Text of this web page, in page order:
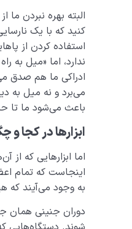
البته بهره­ نبردن
کنید که با یک
استفاده کردن از
ندارد، اما «میل به
ادراکی ‌ما هم صدق
می‌­برد و نه میل به
باعث می‌­شود ما تا
ابزارها در کجا
اما ابزارهایی که
اینجاست که تمام
به ­وجود می‌­آیند که
دوران جنینی همان